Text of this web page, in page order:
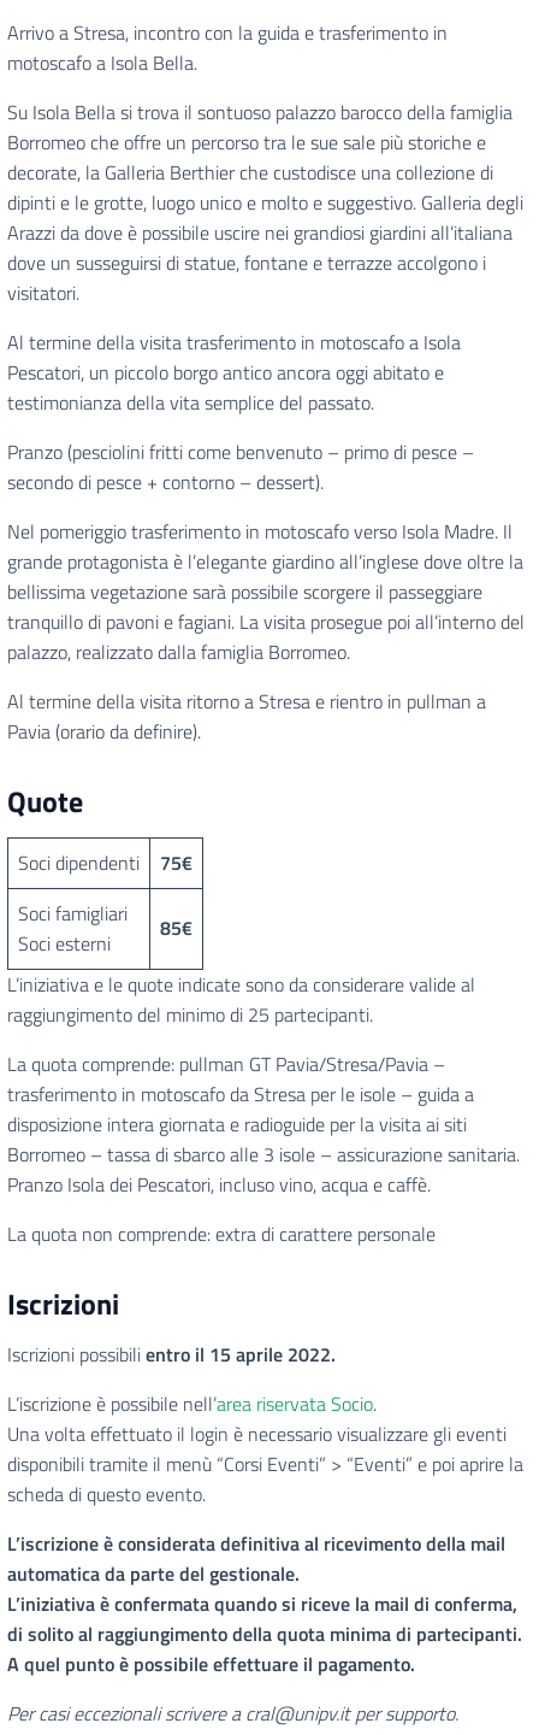
Arrivo a Stresa, incontro con la guida e trasferimento in
motoscafo a Isola Bella.
Su Isola Bella si trova il sontuoso palazzo barocco della famiglia
Borromeo che offre un percorso tra le sue sale più storiche e
decorate, la Galleria Berthier che custodisce una collezione di
dipinti e le grotte, luogo unico e molto e suggestivo. Galleria degli
Arazzi da dove è possibile uscire nei grandiosi giardini all’italiana
dove un susseguirsi di statue, fontane e terrazze accolgono i
visitatori.
Al termine della visita trasferimento in motoscafo a Isola
Pescatori, un piccolo borgo antico ancora oggi abitato e
testimonianza della vita semplice del passato.
Pranzo (pesciolini fritti come benvenuto – primo di pesce –
secondo di pesce + contorno – dessert).
Nel pomeriggio trasferimento in motoscafo verso Isola Madre. Il
grande protagonista è l’elegante giardino all’inglese dove oltre la
bellissima vegetazione sarà possibile scorgere il passeggiare
tranquillo di pavoni e fagiani. La visita prosegue poi all’interno del
palazzo, realizzato dalla famiglia Borromeo.
Al termine della visita ritorno a Stresa e rientro in pullman a
Pavia (orario da definire).
Quote
Soci dipendenti
75€
Soci famigliari
Soci esterni
85€
L’iniziativa e le quote indicate sono da considerare valide al
raggiungimento del minimo di 25 partecipanti.
La quota comprende: pullman GT Pavia/Stresa/Pavia –
trasferimento in motoscafo da Stresa per le isole – guida a
disposizione intera giornata e radioguide per la visita ai siti
Borromeo – tassa di sbarco alle 3 isole – assicurazione sanitaria.
Pranzo Isola dei Pescatori, incluso vino, acqua e caffè.
La quota non comprende: extra di carattere personale
Iscrizioni
Iscrizioni possibilientro il 15 aprile 2022.
L’iscrizione è possibile nell’area riservata Socio.
Una volta effettuato il login è necessario visualizzare gli eventi
disponibili tramite il menù “Corsi Eventi” > “Eventi” e poi aprire la
scheda di questo evento.
L’iscrizione è considerata definitiva al ricevimento della mail
automatica da parte del gestionale.
L’iniziativa è confermata quando si riceve la mail di conferma,
di solito al raggiungimento della quota minima di partecipanti.
A quel punto è possibile effettuare il pagamento.
Per casi eccezionali scrivere a cral@unipv.it per supporto.